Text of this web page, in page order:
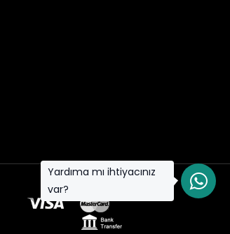
Yardıma mı ihtiyacınız
var?